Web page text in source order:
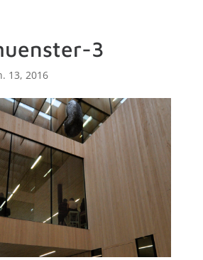
3
13, 2016